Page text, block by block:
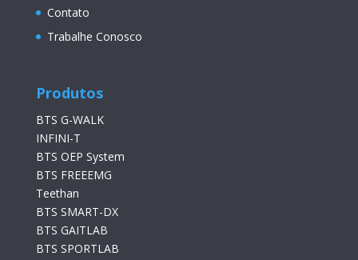
Contato
Trabalhe Conosco
Produtos
BTS G-WALK
INFINI-T
BTS OEP System
BTS FREEEMG
Teethan
BTS SMART-DX
BTS GAITLAB
BTS SPORTLAB